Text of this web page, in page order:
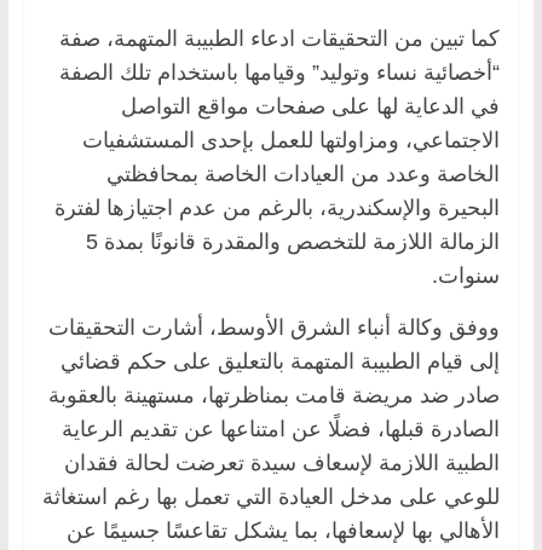
كما تبين من التحقيقات ادعاء الطبيبة المتهمة، صفة
“أخصائية نساء وتوليد” وقيامها باستخدام تلك الصفة
في الدعاية لها على صفحات مواقع التواصل
الاجتماعي، ومزاولتها للعمل بإحدى المستشفيات
الخاصة وعدد من العيادات الخاصة بمحافظتي
البحيرة والإسكندرية، بالرغم من عدم اجتيازها لفترة
الزمالة اللازمة للتخصص والمقدرة قانونًا بمدة 5
سنوات.
ووفق وكالة أنباء الشرق الأوسط، أشارت التحقيقات
إلى قيام الطبيبة المتهمة بالتعليق على حكم قضائي
صادر ضد مريضة قامت بمناظرتها، مستهينة بالعقوبة
الصادرة قبلها، فضلًا عن امتناعها عن تقديم الرعاية
الطبية اللازمة لإسعاف سيدة تعرضت لحالة فقدان
للوعي على مدخل العيادة التي تعمل بها رغم استغاثة
الأهالي بها لإسعافها، بما يشكل تقاعسًا جسيمًا عن